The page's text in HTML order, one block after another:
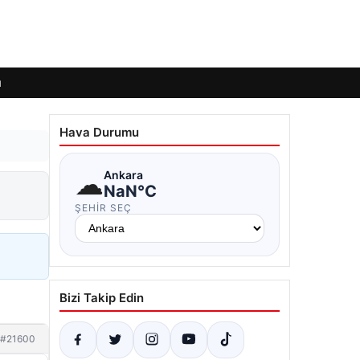
#21600
Hava Durumu
☁Ankara
NaN°C
ŞEHIR SEÇ
Bizi Takip Edin